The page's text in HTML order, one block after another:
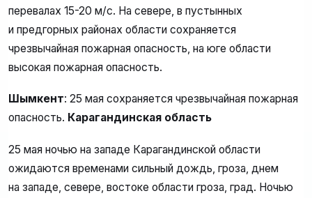
перевалах 15-20 м/с. На севере, в пустынных
и предгорных районах области сохраняется
чрезвычайная пожарная опасность, на юге области
высокая пожарная опасность.
Шымкент: 25 мая сохраняется чрезвычайная пожарная
опасность. Карагандинская область
25 мая ночью на западе Карагандинской области
ожидаются временами сильный дождь, гроза, днем
на западе, севере, востоке области гроза, град. Ночью